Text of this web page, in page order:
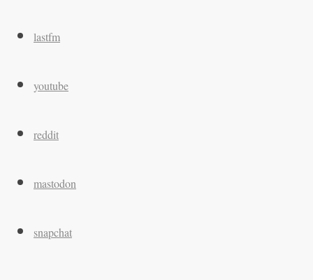
lastfm
youtube
reddit
mastodon
snapchat